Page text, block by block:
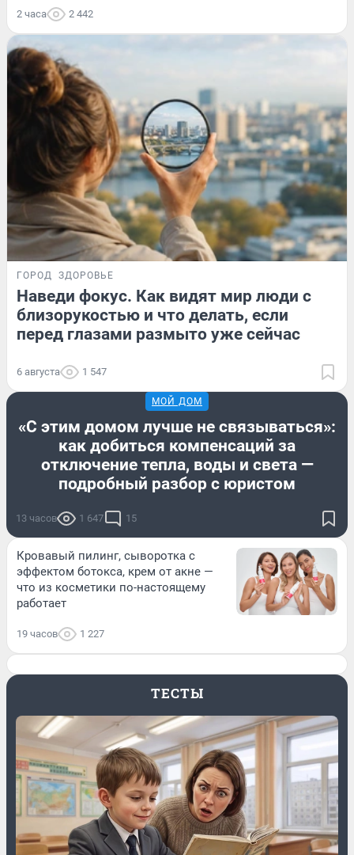
2 часа 2 442
ГОРОД ЗДОРОВЬЕ
Наведи фокус. Как видят мир люди с
близорукостью и что делать, если
перед глазами размыто уже сейчас
6 августа 1 547
МОЙ ДОМ
«С этим домом лучше не связываться»:
как добиться компенсаций за
отключение тепла, воды и света —
подробный разбор с юристом
13 часов 1 647 15
Кровавый пилинг, сыворотка с
эффектом ботокса, крем от акне —
что из косметики по-настоящему
работает
19 часов 1 227
ТЕСТЫ